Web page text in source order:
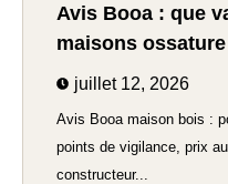
Avis Booa : que
maisons
juillet 12, 2026
Avis Booa maison bois :
points de vigilance, prix
constructeur...